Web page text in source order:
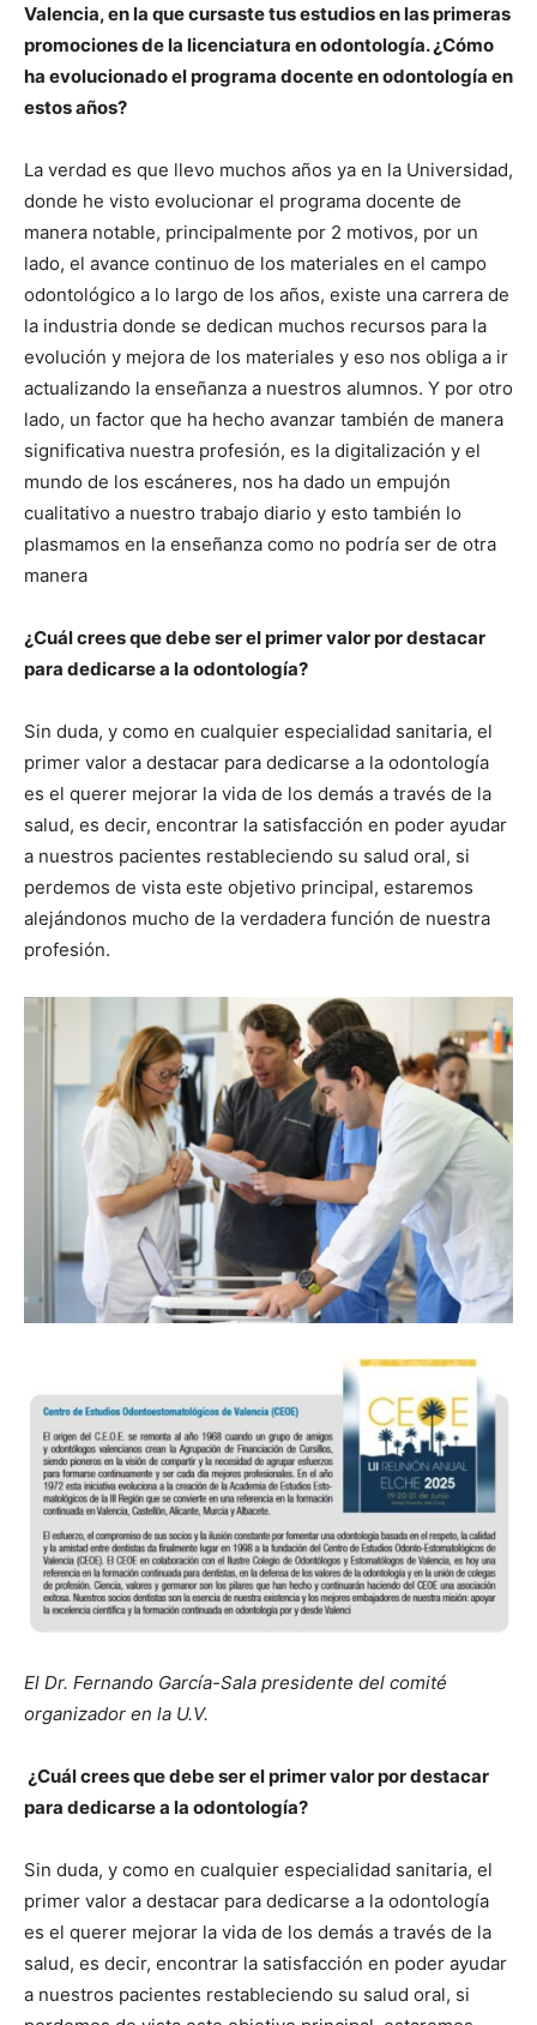
Valencia, en la que cursaste tus estudios en las primeras
promociones de la licenciatura en odontología. ¿Cómo
ha evolucionado el programa docente en odontología en
estos años?
La verdad es que llevo muchos años ya en la Universidad,
donde he visto evolucionar el programa docente de
manera notable, principalmente por 2 motivos, por un
lado, el avance continuo de los materiales en el campo
odontológico a lo largo de los años, existe una carrera de
la industria donde se dedican muchos recursos para la
evolución y mejora de los materiales y eso nos obliga a ir
actualizando la enseñanza a nuestros alumnos. Y por otro
lado, un factor que ha hecho avanzar también de manera
significativa nuestra profesión, es la digitalización y el
mundo de los escáneres, nos ha dado un empujón
cualitativo a nuestro trabajo diario y esto también lo
plasmamos en la enseñanza como no podría ser de otra
manera
¿Cuál crees que debe ser el primer valor por destacar
para dedicarse a la odontología?
Sin duda, y como en cualquier especialidad sanitaria, el
primer valor a destacar para dedicarse a la odontología
es el querer mejorar la vida de los demás a través de la
salud, es decir, encontrar la satisfacción en poder ayudar
a nuestros pacientes restableciendo su salud oral, si
perdemos de vista este objetivo principal, estaremos
alejándonos mucho de la verdadera función de nuestra
profesión.
El Dr. Fernando García-Sala presidente del comité
organizador en la U.V.
¿Cuál crees que debe ser el primer valor por destacar
para dedicarse a la odontología?
Sin duda, y como en cualquier especialidad sanitaria, el
primer valor a destacar para dedicarse a la odontología
es el querer mejorar la vida de los demás a través de la
salud, es decir, encontrar la satisfacción en poder ayudar
a nuestros pacientes restableciendo su salud oral, si